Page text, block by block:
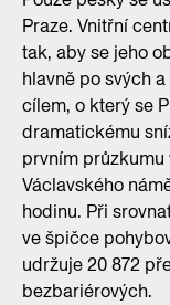
Praze. Vnitřní
tak, aby se jeho
hlavně po svých
cílem, o který se
dramatickému
prvním průzkumu
Václavského
hodinu. Při
ve špičce
udržuje 20 872
bezbariérových.